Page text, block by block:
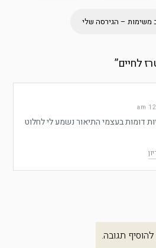
משימות – הגירסה שלי
לחיים”
דומות בעצמי התיאור נשמע לי לחלוט
תגובה.